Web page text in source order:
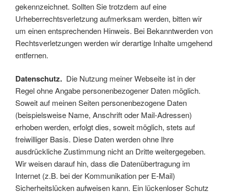
gekennzeichnet. Sollten Sie trotzdem auf eine
Urheberrechtsverletzung aufmerksam werden, bitten wir
um einen entsprechenden Hinweis. Bei Bekanntwerden von
Rechtsverletzungen werden wir derartige Inhalte umgehend
entfernen.
Datenschutz. Die Nutzung meiner Webseite ist in der
Regel ohne Angabe personenbezogener Daten möglich.
Soweit auf meinen Seiten personenbezogene Daten
(beispielsweise Name, Anschrift oder Mail-Adressen)
erhoben werden, erfolgt dies, soweit möglich, stets auf
freiwilliger Basis. Diese Daten werden ohne Ihre
ausdrückliche Zustimmung nicht an Dritte weitergegeben.
Wir weisen darauf hin, dass die Datenübertragung im
Internet (z.B. bei der Kommunikation per E-Mail)
Sicherheitslücken aufweisen kann. Ein lückenloser Schutz